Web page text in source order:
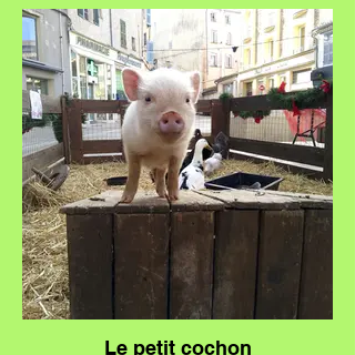
Le petit cochon